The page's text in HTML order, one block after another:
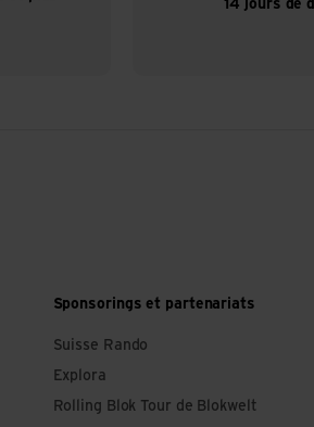
14 jours de
Sponsorings et partenariats
Suisse Rando
Explora
Rolling Blok Tour de Blokwelt